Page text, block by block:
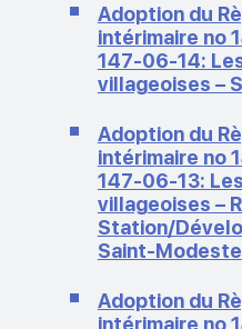
Adoption du
intérimaire no
147-06-14:
villageoises –
Adoption du
intérimaire no
147-06-13:
villageoises –
Station/
Saint-Modeste
Adoption du
intérimaire no